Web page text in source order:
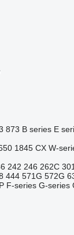
873 B series E
1845 CX W-
242 246 262C 301
444 571G 572G
F-series G-series